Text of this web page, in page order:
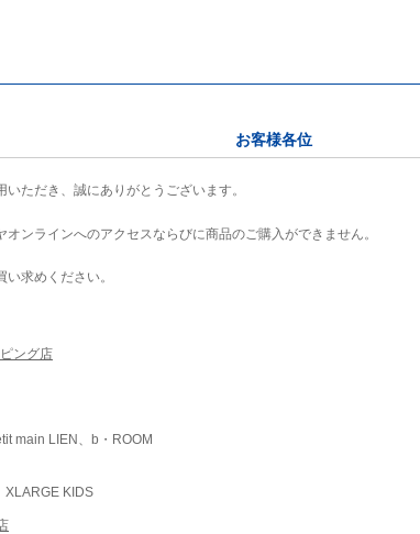
お客様各位
ただき、誠にありがとうございます。
ンラインへのアクセスならびに商品のご購入ができません。
求めください。
ング店
main LIEN、b・ROOM
XLARGE KIDS